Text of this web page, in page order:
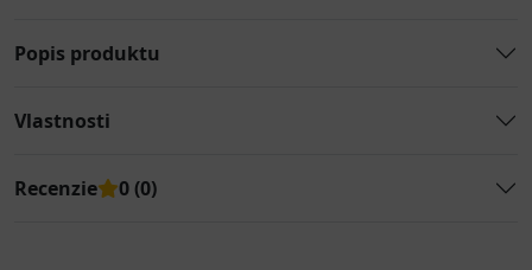
Popis produktu
Vlastnosti
Recenzie 0 (0)